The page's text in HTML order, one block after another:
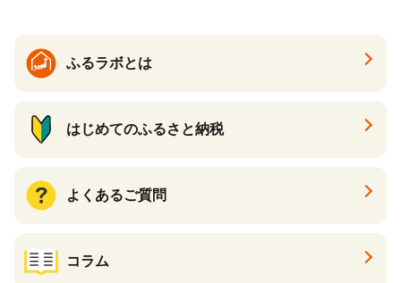
ふるラボとは
はじめてのふるさと納税
よくあるご質問
コラム